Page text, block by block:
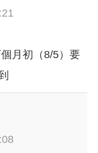
月初（8/5）要